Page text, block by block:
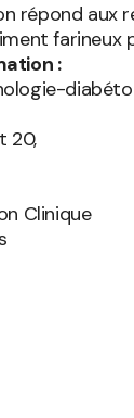
répond aux
:
20,
Clinique